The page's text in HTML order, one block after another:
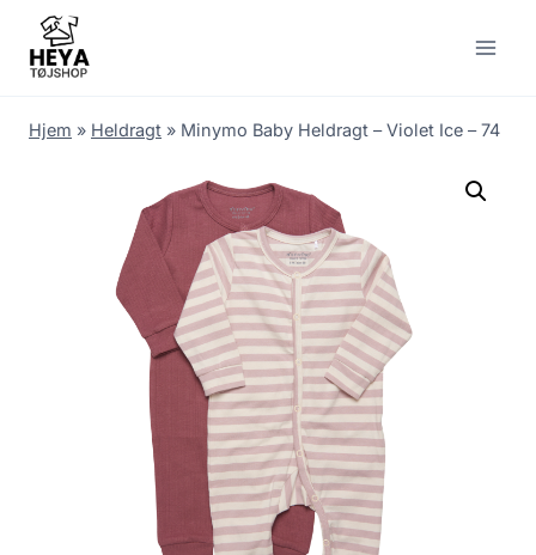
content
Hjem » Heldragt » Minymo Baby Heldragt – Violet Ice – 74